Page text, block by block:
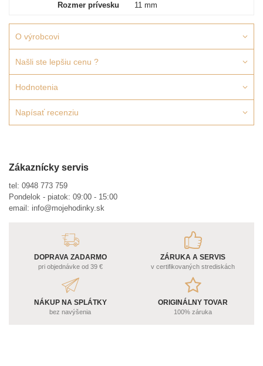
Rozmer prívesku 11 mm
O výrobcovi
Našli ste lepšiu cenu ?
Hodnotenia
Napísať recenziu
Zákaznícky servis
tel: 0948 773 759
Pondelok - piatok: 09:00 - 15:00
email: info@mojehodinky.sk
DOPRAVA ZADARMO
pri objednávke od 39 €
ZÁRUKA A SERVIS
v certifikovaných strediskách
NÁKUP NA SPLÁTKY
bez navýšenia
ORIGINÁLNY TOVAR
100% záruka